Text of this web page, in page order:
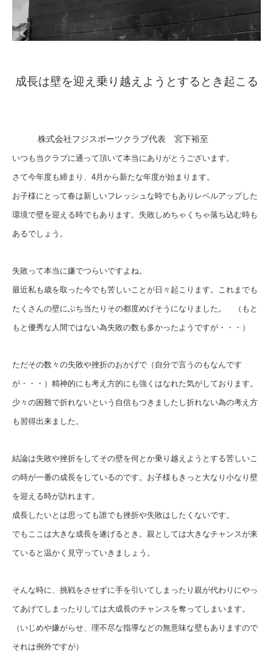
成長は壁を迎え乗り越えようとするとき起こる
株式会社フジスポーツクラブ代表 宮下裕至
いつも当クラブに通って頂いて本当にありがとうございます。
さて今年度も締まり、4月から新たな年度が始まります。
お子様にとって春は新しいフレッシュな時でもありレベルアップした
環境で壁を迎える時でもあります。失敗しめちゃくちゃ落ち込む時も
あるでしょう。
失敗って本当に嫌でつらいですよね。
最近私も歳を取った今でも苦しいことが日々起こります。これまでも
たくさんの壁にぶち当たりその都度めげそうになりました。 （もと
もと優秀な人間ではない為失敗の数も多かったようですが・・・）
ただその数々の失敗や挫折のおかげで（自分で言うのもなんです
が・・・）精神的にも考え方的にも強くはなれた気がしております。
少々の困難で折れないという自信もつきましたし折れない為の考え方
も習得出来ました。
結論は失敗や挫折をしてその壁を何とか乗り越えようとする苦しいこ
の時が一番の成長をしているのです。お子様もきっと大なり小なり壁
を迎える時が訪れます。
成長したいとは思っても誰でも挫折や失敗はしたくないです。
でもここは大きな成長を遂げるとき。親としては大きなチャンスが来
ていると温かく見守っていきましょう。
そんな時に、挑戦をさせずに手を引いてしまったり親が代わりにやっ
てあげてしまったりしては大成長のチャンスを奪ってしまいます。
（いじめや嫌がらせ、理不尽な指導などの無意味な壁もありますので
それは例外ですが）